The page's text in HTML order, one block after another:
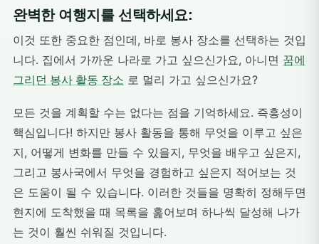
완벽한 여행지를 선택하세요:
이것 또한 중요한 점인데, 바로 봉사 장소를 선택하는 것입
니다. 집에서 가까운 나라로 가고 싶으신가요, 아니면 꿈에
그리던 봉사 활동 장소 로 멀리 가고 싶으신가요?
모든 것을 계획할 수는 없다는 점을 기억하세요. 즉흥성이
핵심입니다! 하지만 봉사 활동을 통해 무엇을 이루고 싶은
지, 어떻게 변화를 만들 수 있을지, 무엇을 배우고 싶은지,
그리고 봉사국에서 무엇을 경험하고 싶은지 적어보는 것
은 도움이 될 수 있습니다. 이러한 것들을 명확히 정해두면
현지에 도착했을 때 목록을 훑어보며 하나씩 달성해 나가
는 것이 훨씬 쉬워질 것입니다.